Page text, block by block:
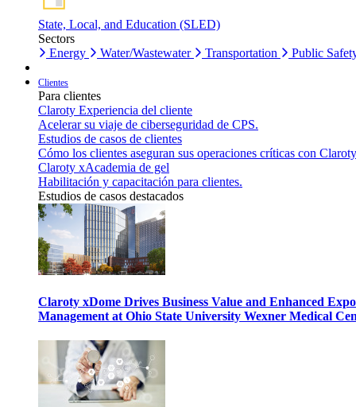
State, Local, and Education (SLED)
Sectors
Energy
Water/Wastewater Transportation Public
Clientes
Para clientes
Claroty Experiencia del cliente
Acelerar su viaje de ciberseguridad de CPS.
Estudios de casos de clientes
Cómo los clientes aseguran sus operaciones críticas con
Claroty xAcademia de gel
Habilitación y capacitación para clientes.
Estudios de casos destacados
Claroty xDome Drives Business Value and Enhanced
Management at Ohio State University Wexner Medical